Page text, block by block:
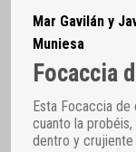
Mar Gavilán y
Muniesa
Focaccia
Esta Focaccia
cuanto la
dentro y crujiente